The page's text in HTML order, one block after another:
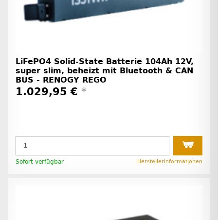
LiFePO4 Solid-State Batterie 104Ah 12V,
super slim, beheizt mit Bluetooth & CAN
BUS - RENOGY REGO
1.029,95 € *
Sofort verfügbar Herstellerinformationen